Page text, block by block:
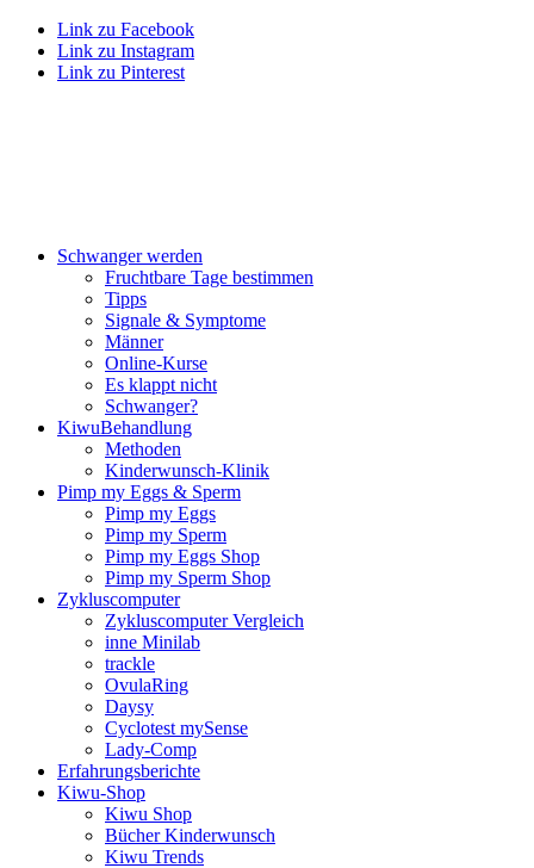
Link zu Facebook
Link zu Instagram
Link zu Pinterest
Schwan­ger wer­den
Frucht­ba­re Tage bestim­men
Tipps
Signa­le & Sym­pto­me
Män­ner
Online-Kur­se
Es klappt nicht
Schwan­ger?
Kiwu­Be­hand­lung
Metho­den
Kin­der­wunsch-Kli­nik
Pimp my Eggs & Sperm
Pimp my Eggs
Pimp my Sperm
Pimp my Eggs Shop
Pimp my Sperm Shop
Zyklus­com­pu­ter
Zyklus­com­pu­ter Ver­gleich
inne Mini­lab
track­le
Ovu­la­Ring
Day­sy
Cyclo­test mySen­se
Lady-Comp
Erfah­rungs­be­rich­te
Kiwu-Shop
Kiwu Shop
Bücher Kin­der­wunsch
Kiwu Trends